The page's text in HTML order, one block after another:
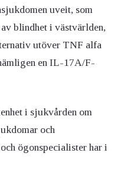
uveit, som
blindhet i västvärlden,
utöver TNF alfa
en IL-17A/F-
i sjukvården om
och
ögonspecialister har i